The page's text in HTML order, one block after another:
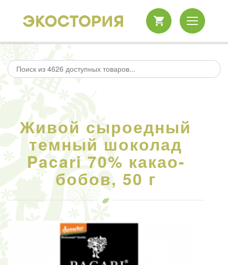
Живой сыроедный
темный шоколад
Pacari 70% какао-
бобов, 50 г